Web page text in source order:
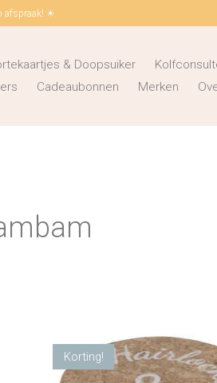
afspraak! ☀
& Doopsuiker
Cadeaubonnen Merken
Korting!